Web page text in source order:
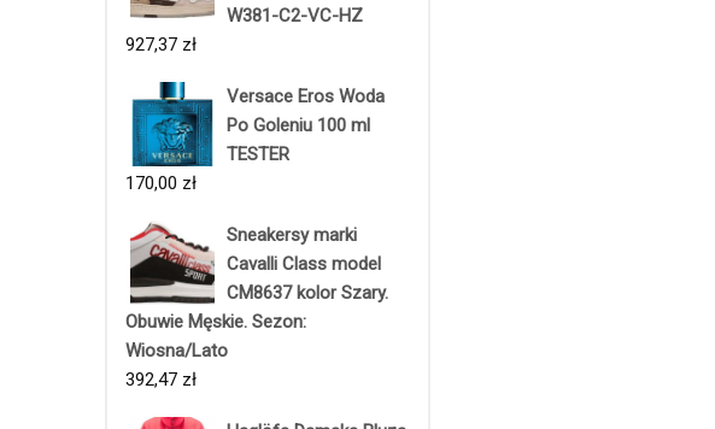
W381-C2-VC-HZ
927,37 zł
Versace Eros Woda
Po Goleniu 100 ml
TESTER
170,00 zł
Sneakersy marki
Cavalli Class model
CM8637 kolor Szary.
Obuwie Męskie. Sezon:
Wiosna/Lato
392,47 zł